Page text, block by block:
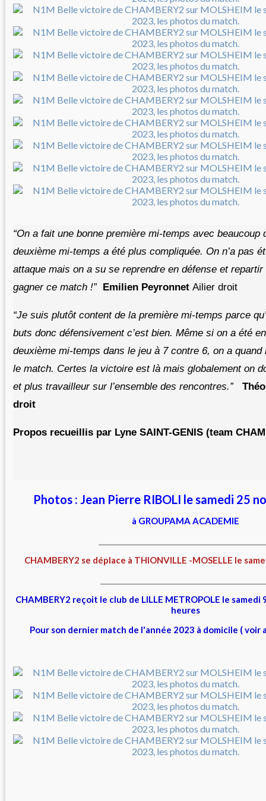
“On a fait une bonne première mi-temps avec beaucoup
deuxième mi-temps a été plus compliquée. On n’a pas
attaque mais on a su se reprendre en défense et repartir
gagner ce match !” Emilien Peyronnet Ailier droit
“Je suis plutôt content de la première mi-temps parce
buts donc défensivement c’est bien. Même si on a été
deuxième mi-temps dans le jeu à 7 contre 6, on a quand
le match. Certes la victoire est là mais globalement on
et plus travailleur sur l’ensemble des rencontres.”
droit
Propos recueillis par Lyne SAINT-GENIS (team
Photos : Jean Pierre RIBOLI le samedi 25
à GROUPAMA ACADEMIE
CHAMBERY2 se déplace à THIONVILLE -MOSELLE le
CHAMBERY2 reçoit le club de LILLE METROPOLE le
heures
Pour son dernier match de l'année 2023 à domicile ( voir